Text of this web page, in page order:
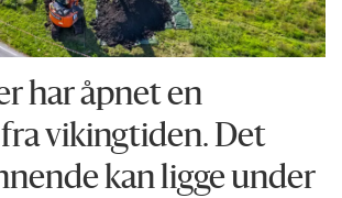
har åpnet en
vikingtiden. Det
kan ligge under